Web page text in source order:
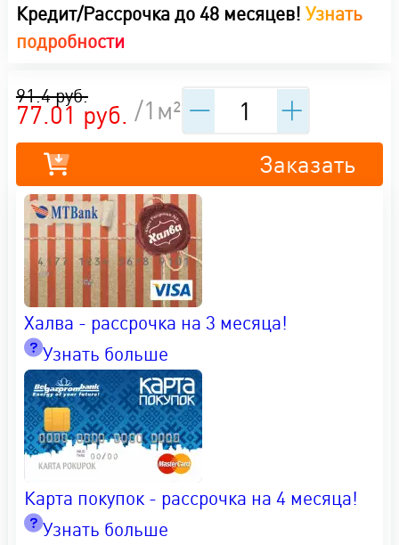
Кредит/Рассрочка до 48 месяцев! Узнать
подробности
77.01 руб.
91.4 руб. /1м²
Заказать
Халва - рассрочка на 3 месяца!
Узнать больше
Карта покупок - рассрочка на 4 месяца!
Узнать больше